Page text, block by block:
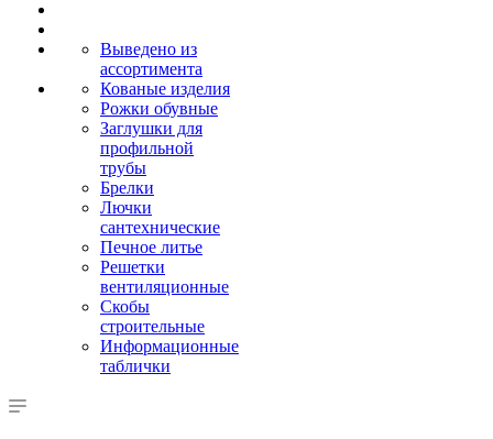
Выведено из
ассортимента
Кованые изделия
Рожки обувные
Заглушки для
профильной
трубы
Брелки
Лючки
сантехнические
Печное литье
Решетки
вентиляционные
Скобы
строительные
Информационные
таблички